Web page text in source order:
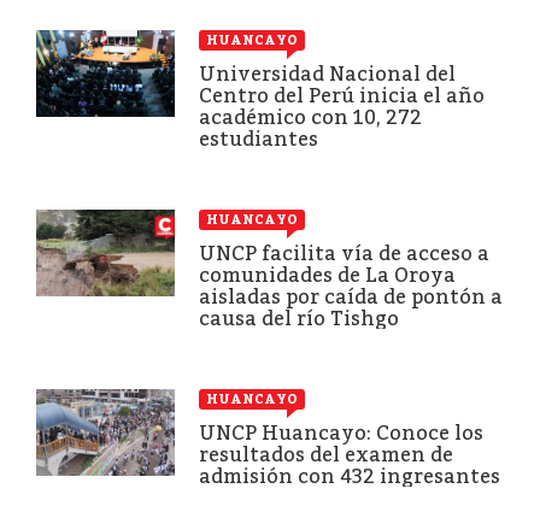
HUANCAYO
Universidad Nacional del
Centro del Perú inicia el año
académico con 10, 272
estudiantes
HUANCAYO
UNCP facilita vía de acceso a
comunidades de La Oroya
aisladas por caída de pontón a
causa del río Tishgo
HUANCAYO
UNCP Huancayo: Conoce los
resultados del examen de
admisión con 432 ingresantes